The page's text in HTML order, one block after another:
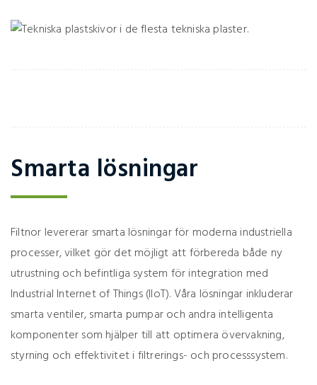
Smarta lösningar
Filtnor levererar smarta lösningar för moderna industriella
processer, vilket gör det möjligt att förbereda både ny
utrustning och befintliga system för integration med
Industrial Internet of Things (IIoT). Våra lösningar inkluderar
smarta ventiler, smarta pumpar och andra intelligenta
komponenter som hjälper till att optimera övervakning,
styrning och effektivitet i filtrerings- och processsystem.